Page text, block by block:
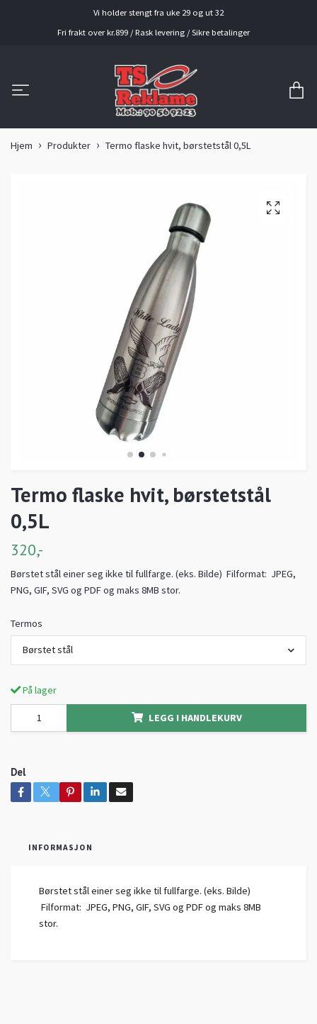
Vi holder stengt fra uke 29 og ut 32
Fri frakt over kr.899 / Rask levering / Sikre betalinger
Hjem Produkter Termo flaske hvit, børstetstål 0,5L
Termo flaske hvit, børstetstål
0,5L
320,-
Børstet stål einer seg ikke til fullfarge. (eks. Bilde) Filformat: JPEG,
PNG, GIF, SVG og PDF og maks 8MB stor.
Termos
Børstet stål
På lager
LEGG I HANDLEKURV
Del
INFORMASJON
Børstet stål einer seg ikke til fullfarge. (eks. Bilde)
Filformat: JPEG, PNG, GIF, SVG og PDF og maks 8MB
stor.